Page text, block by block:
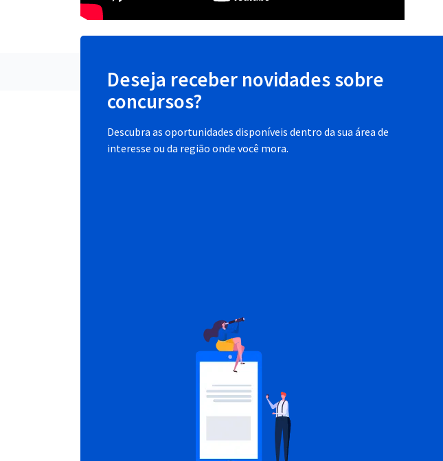
Deseja receber novidades sobre
concursos?
Descubra as oportunidades disponíveis dentro da sua área de
interesse ou da região onde você mora.